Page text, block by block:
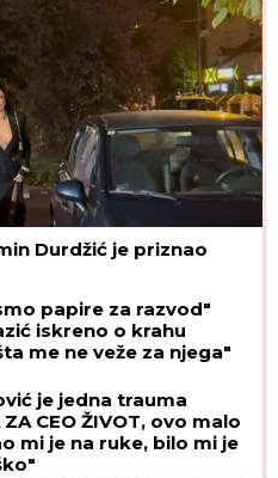
Durdžić je priznao
papire za razvod"
iskreno o krahu
me ne veže za njega"
je jedna trauma
ZA CEO ŽIVOT, ovo malo
mi je na ruke, bilo mi je